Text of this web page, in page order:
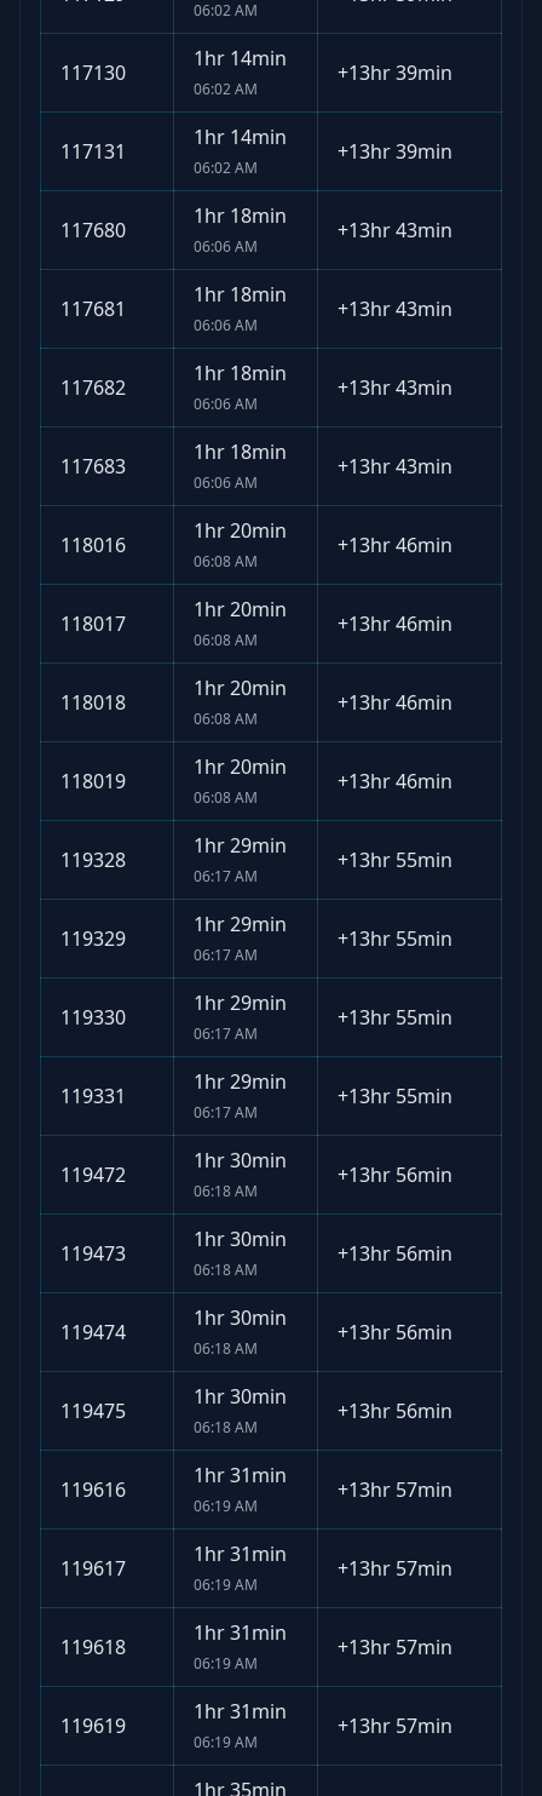
06:02 AM
117130
1hr 14min
06:02 AM
+13hr 39min
117131
1hr 14min
06:02 AM
+13hr 39min
117680
1hr 18min
06:06 AM
+13hr 43min
117681
1hr 18min
06:06 AM
+13hr 43min
117682
1hr 18min
06:06 AM
+13hr 43min
117683
1hr 18min
06:06 AM
+13hr 43min
118016
1hr 20min
06:08 AM
+13hr 46min
118017
1hr 20min
06:08 AM
+13hr 46min
118018
1hr 20min
06:08 AM
+13hr 46min
118019
1hr 20min
06:08 AM
+13hr 46min
119328
1hr 29min
06:17 AM
+13hr 55min
119329
1hr 29min
06:17 AM
+13hr 55min
119330
1hr 29min
06:17 AM
+13hr 55min
119331
1hr 29min
06:17 AM
+13hr 55min
119472
1hr 30min
06:18 AM
+13hr 56min
119473
1hr 30min
06:18 AM
+13hr 56min
119474
1hr 30min
06:18 AM
+13hr 56min
119475
1hr 30min
06:18 AM
+13hr 56min
119616
1hr 31min
06:19 AM
+13hr 57min
119617
1hr 31min
06:19 AM
+13hr 57min
119618
1hr 31min
06:19 AM
+13hr 57min
119619
1hr 31min
06:19 AM
+13hr 57min
1hr 35min